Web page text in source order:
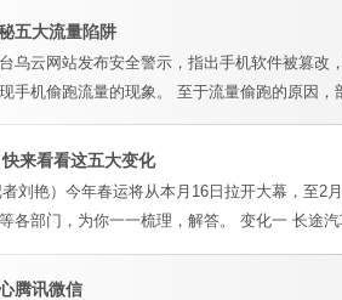
五大流量陷阱
乌云网站发布安全警示，指出手机软件被篡
手机偷跑流量的现象。 至于流量偷跑的原因
来看看这五大变化
刘艳）今年春运将从本月16日拉开大幕，至
各部门，为你一一梳理，解答。 变化一 长途
腾讯微信